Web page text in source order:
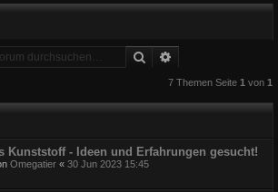
Suche
7 Themen Seite 1 von 1
Kunststoff - Ideen und Erfahrungen gesucht!
Omegatier « 30 Jun 2023 15:45